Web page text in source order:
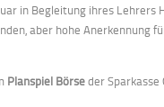
in Begleitung ihres Lehrers
aber hohe Anerkennung
Planspiel Börseder Sparkasse